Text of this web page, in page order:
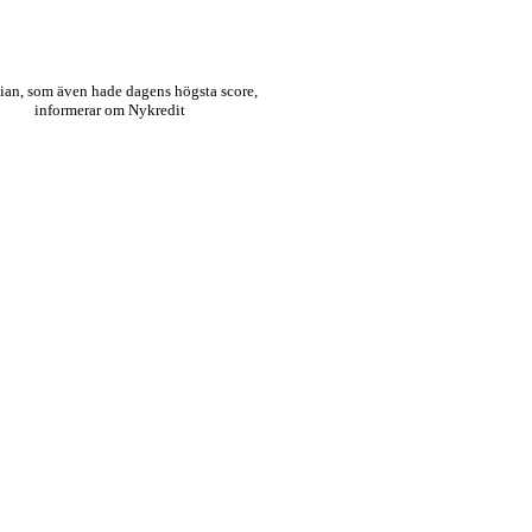
som även hade dagens högsta score,
informerar om Nykredit